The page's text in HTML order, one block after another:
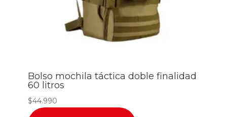
Bolso mochila táctica doble finalidad
60 litros
$44.990